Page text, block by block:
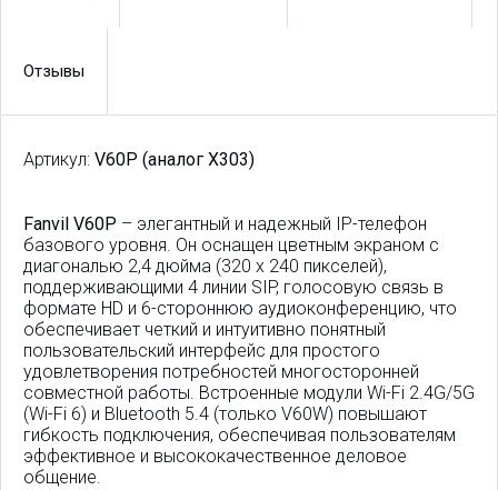
Отзывы
Артикул: V60P (аналог X303)
Fanvil V60P – элегантный и надежный IP-телефон
базового уровня. Он оснащен цветным экраном с
диагональю 2,4 дюйма (320 x 240 пикселей),
поддерживающими 4 линии SIP, голосовую связь в
формате HD и 6-стороннюю аудиоконференцию, что
обеспечивает четкий и интуитивно понятный
пользовательский интерфейс для простого
удовлетворения потребностей многосторонней
совместной работы. Встроенные модули Wi-Fi 2.4G/5G
(Wi-Fi 6) и Bluetooth 5.4 (только V60W) повышают
гибкость подключения, обеспечивая пользователям
эффективное и высококачественное деловое
общение.